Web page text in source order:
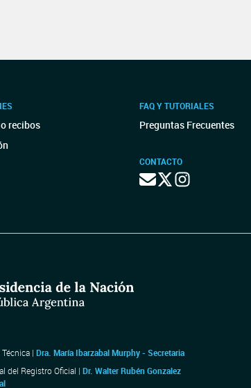
recibos
FAQ Y TUTORIALES
Preguntas Frecuentes
CONTACTO
| Dra. María Ibarzabal Murphy - Secretaria
del Registro Oficial | Dr. Walter Rubén Gonzalez